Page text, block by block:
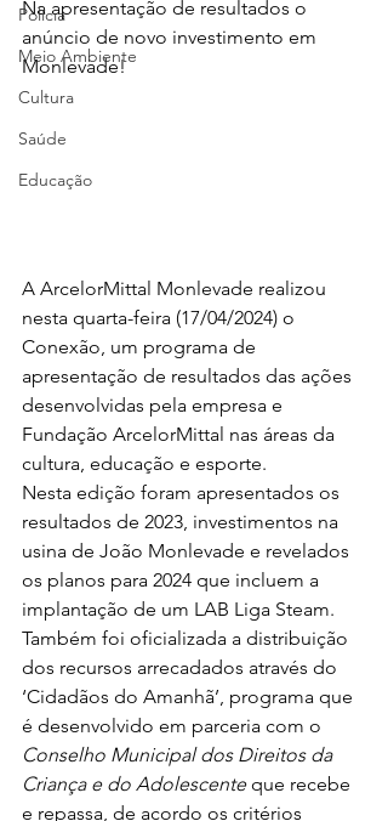
Polícia
Meio Ambiente
Cultura
Saúde
Educação
Na apresentação de resultados o
anúncio de novo investimento em
Monlevade!
A ArcelorMittal Monlevade realizou
nesta quarta-feira (17/04/2024) o
Conexão, um programa de
apresentação de resultados das ações
desenvolvidas pela empresa e
Fundação ArcelorMittal nas áreas da
cultura, educação e esporte.
Nesta edição foram apresentados os
resultados de 2023, investimentos na
usina de João Monlevade e revelados
os planos para 2024 que incluem a
implantação de um LAB Liga Steam.
Também foi oficializada a distribuição
dos recursos arrecadados através do
‘Cidadãos do Amanhã’, programa que
é desenvolvido em parceria com o
Conselho Municipal dos Direitos da
Criança e do Adolescente que recebe
e repassa, de acordo os critérios